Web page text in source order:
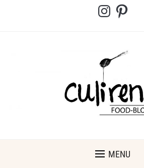
InstagramPinterest
MENU